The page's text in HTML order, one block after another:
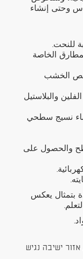
وحتى إنشاء
للنحت.
الخاصة
لقص الخشب
والبلاستيل
نسيج سطحي
والحصول على
بتمثال يعكس
ישיבה נגיש